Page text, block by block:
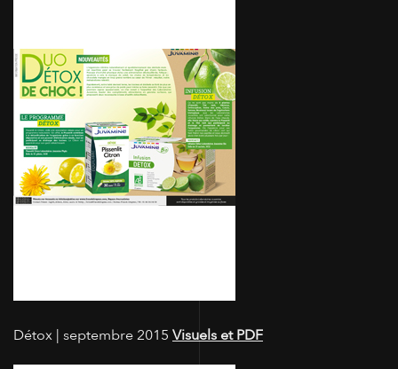
Détox | septembre 2015 Visuels et PDF